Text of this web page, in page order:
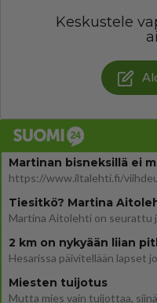
Keskustele
Martinan bisneksillä ei
2 km on nykyään liian
Miesten tuijotus